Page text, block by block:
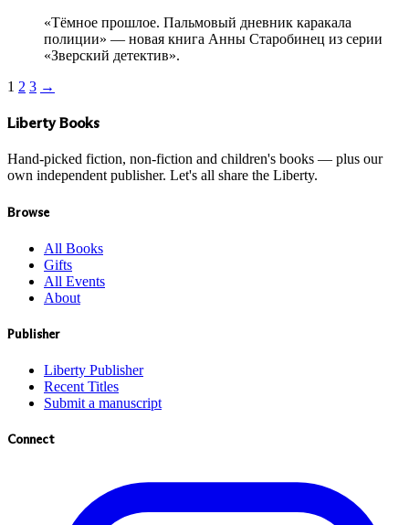
«Тёмное прошлое. Пальмовый дневник каракала
полиции» — новая книга Анны Старобинец из серии
«Зверский детектив».
1 2 3 →
Liberty Books
Hand-picked fiction, non-fiction and children's books — plus our
own independent publisher. Let's all share the Liberty.
Browse
All Books
Gifts
All Events
About
Publisher
Liberty Publisher
Recent Titles
Submit a manuscript
Connect